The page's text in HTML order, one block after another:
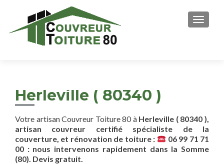
Herleville ( 80340 )
Votre artisan Couvreur Toiture 80 à Herleville ( 80340 ),
artisan couvreur certifié spécialiste de la
couverture, et rénovation de toiture :
06 99 71 71
00 : nous intervenons rapidement dans la Somme
(80). Devis gratuit.